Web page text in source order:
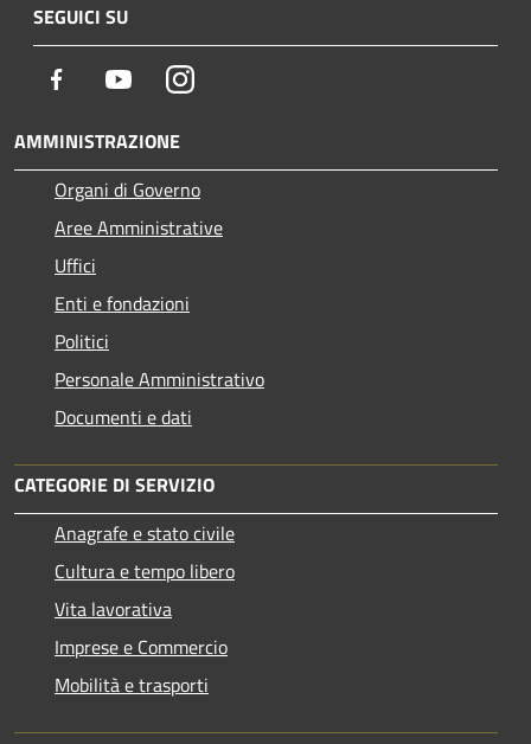
SEGUICI SU
Facebook YoutubeInstagram
AMMINISTRAZIONE
Organi di Governo
Aree Amministrative
Uffici
Enti e fondazioni
Politici
Personale Amministrativo
Documenti e dati
CATEGORIE DI SERVIZIO
Anagrafe e stato civile
Cultura e tempo libero
Vita lavorativa
Imprese e Commercio
Mobilità e trasporti